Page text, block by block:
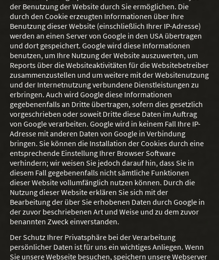
der Benutzung der Website durch Sie ermöglichen. Die
durch den Cookie erzeugten Informationen über Ihre
Benutzung dieser Website (einschließlich Ihrer IP-Adresse)
werden an einen Server von Google in den USA übertragen
und dort gespeichert. Google wird diese Informationen
benutzen, um Ihre Nutzung der Website auszuwerten, um
Reports über die Websiteaktivitäten für die Websitebetreiber
zusammenzustellen und um weitere mit der Websitenutzung
und der Internetnutzung verbundene Dienstleistungen zu
erbringen. Auch wird Google diese Informationen
gegebenenfalls an Dritte übertragen, sofern dies gesetzlich
vorgeschrieben oder soweit Dritte diese Daten im Auftrag
von Google verarbeiten. Google wird in keinem Fall Ihre IP-
Adresse mit anderen Daten von Google in Verbindung
bringen. Sie können die Installation der Cookies durch eine
entsprechende Einstellung Ihrer Browser Software
verhindern; wir weisen Sie jedoch darauf hin, dass Sie in
diesem Fall gegebenenfalls nicht sämtliche Funktionen
dieser Website vollumfänglich nutzen können. Durch die
Nutzung dieser Website erklären Sie sich mit der
Bearbeitung der über Sie erhobenen Daten durch Google in
der zuvor beschriebenen Art und Weise und zu dem zuvor
benannten Zweck einverstanden.
Der Schutz Ihrer Privatsphäre bei der Verarbeitung
persönlicher Daten ist für uns ein wichtiges Anliegen. Wenn
Sie unsere Webseite besuchen, speichern unsere Webserver